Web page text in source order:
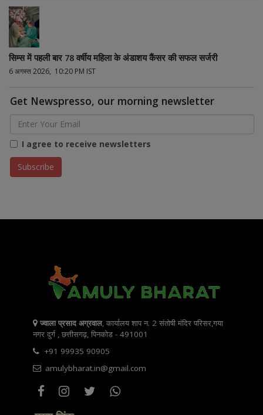
सिम्स में पहली बार 78 वर्षीय महिला के अंडाशय कैंसर की सफल सर्जरी
6 अगस्त 2026, 10:20 PM IST
Get Newspresso, our morning newsletter
I agree to receive newsletters
ज्वाला प्रसाद अग्रवाल, कार्यालय शाप न. 2 संतोषी मंदिर परिसर,गया
नगर दुर्ग , छत्तीसगढ़, पिनकोड - 491001
+91 99935 90905
amulybharat.in@gmail.com